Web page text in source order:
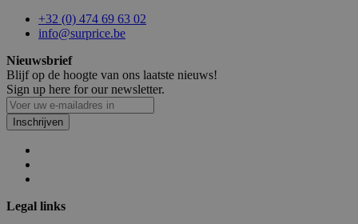
+32 (0) 474 69 63 02
info@surprice.be
Nieuwsbrief
Blijf op de hoogte van ons laatste nieuws!
Sign up here for our newsletter.
Inschrijven
Legal links